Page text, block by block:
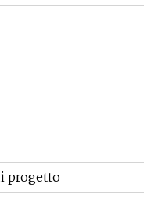
progetto